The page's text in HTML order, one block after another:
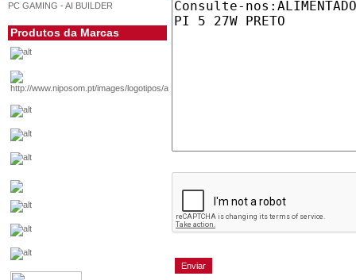
PC GAMING - AI BUILDER
Produtos da Marcas